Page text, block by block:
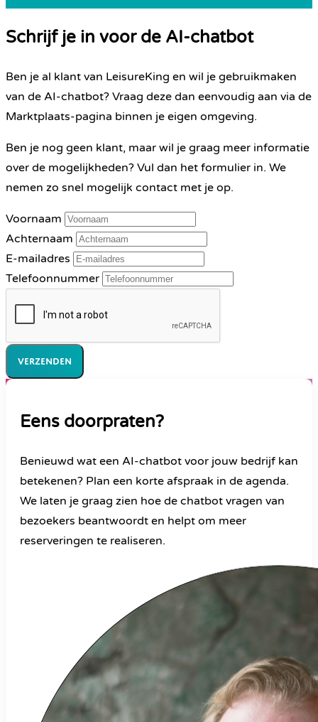
Schrijf je in voor de AI-chatbot
Ben je al klant van LeisureKing en wil je gebruikmaken
van de AI-chatbot? Vraag deze dan eenvoudig aan via de
Marktplaats-pagina binnen je eigen omgeving.
Ben je nog geen klant, maar wil je graag meer informatie
over de mogelijkheden? Vul dan het formulier in. We
nemen zo snel mogelijk contact met je op.
Voornaam
Achternaam
E-mailadres
Telefoonnummer
Verzenden
Eens doorpraten?
Benieuwd wat een AI-chatbot voor jouw bedrijf kan
betekenen? Plan een korte afspraak in de agenda.
We laten je graag zien hoe de chatbot vragen van
bezoekers beantwoordt en helpt om meer
reserveringen te realiseren.